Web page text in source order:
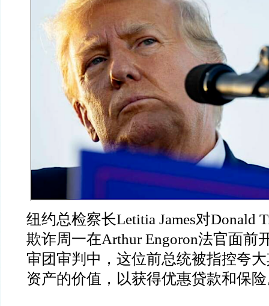
纽约总检察长Letitia James对Donald
欺诈周一在Arthur Engoron法官面前
审团审判中，这位前总统被指控夸
资产的价值，以获得优惠贷款和保